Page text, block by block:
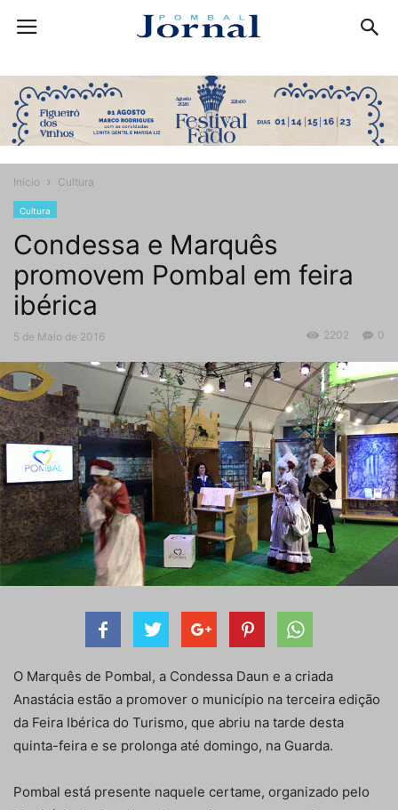
Início Cultura
Cultura
Condessa e Marquês
promovem Pombal em feira
ibérica
5 de Maio de 2016 0
2202
O Marquês de Pombal, a Condessa Daun e a criada
Anastácia estão a promover o município na terceira edição
da Feira Ibérica do Turismo, que abriu na tarde desta
quinta-feira e se prolonga até domingo, na Guarda.
Pombal está presente naquele certame, organizado pelo